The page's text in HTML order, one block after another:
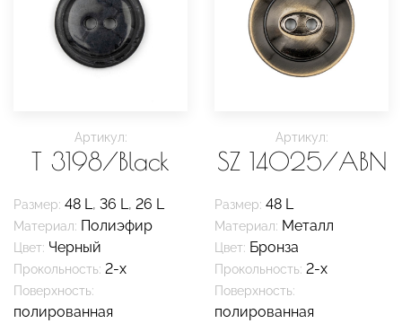
Артикул:
T 3198/Black
Размер: 48 L, 36 L, 26 L
Материал: Полиэфир
Цвет: Черный
Прокольность: 2-х
Поверхность:
полированная
Артикул:
SZ 14025/ABN
Размер: 48 L
Материал: Металл
Цвет: Бронза
Прокольность: 2-х
Поверхность:
полированная